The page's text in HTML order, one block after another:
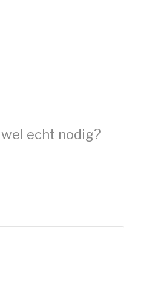
echt nodig?